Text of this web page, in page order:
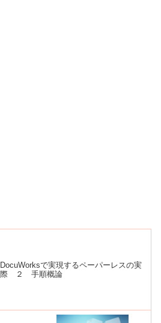
DocuWorksで実現するペーパーレスの実
際 ２ 手順概論